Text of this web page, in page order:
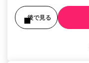
後で見る